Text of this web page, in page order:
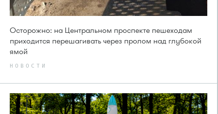
Осторожно: на Центральном проспекте пешеходам
приходится перешагивать через пролом над глубокой
ямой
НОВОСТИ